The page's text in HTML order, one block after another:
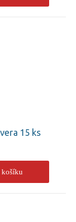
15 ks
košíku